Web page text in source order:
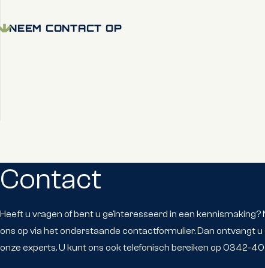
NEEM CONTACT OP
Contact
Heeft u vragen of bent u geïnteresseerd in een
ons op via het onderstaande contactformulier. Dan ontvangt u
onze experts. U kunt ons ook telefonisch bereiken op 0342-